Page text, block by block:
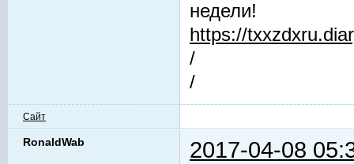
недели!
https://
/
/
Сайт
RonaldWab 2017-04-08